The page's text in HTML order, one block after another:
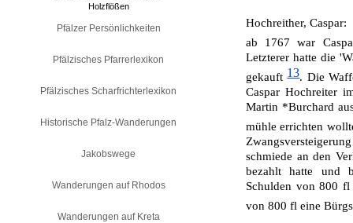
Hochreither, Caspar:
ab 1767 war
Letzterer hatte die
gekauft13. Die
Caspar Hochreiter
Martin *Burchard
mühle errichten
schmiede an den
bezahlt hatte und
Schulden von 800 fl
von 800 fl eine
Holzflößen
Pfälzer Persönlichkeiten
Pfälzisches Pfarrerlexikon
Pfälzisches Scharfrichterlexikon
Historische Pfalz-Wanderungen
Jakobswege
Wanderungen auf Rhodos
Wanderungen auf Kreta